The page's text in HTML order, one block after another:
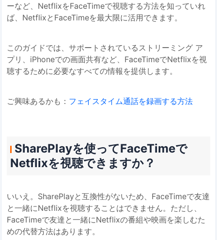
ーなど、NetflixをFaceTimeで視聴する方法を知っていれ
ば、NetflixとFaceTimeを最大限に活用できます。
このガイドでは、サポートされているストリーミング ア
プリ、iPhoneでの画面共有など、FaceTimeでNetflixを視
聴するために必要なすべての情報を提供します。
ご興味あるかも： フェイスタイム通話を録画する方法
SharePlayを使ってFaceTimeで
Netflixを視聴できますか？
いいえ。SharePlayと互換性がないため、FaceTimeで友達
と一緒にNetflixを視聴することはできません。ただし、
FaceTimeで友達と一緒にNetflixの番組や映画を楽しむた
めの代替方法はあります。